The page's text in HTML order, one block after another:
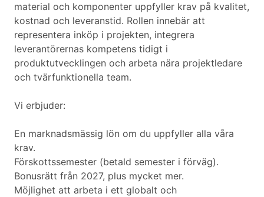
material och komponenter uppfyller krav på kvalitet,
kostnad och leveranstid. Rollen innebär att
representera inköp i projekten, integrera
leverantörernas kompetens tidigt i
produktutvecklingen och arbeta nära projektledare
och tvärfunktionella team.
Vi erbjuder:
En marknadsmässig lön om du uppfyller alla våra
krav.
Förskottssemester (betald semester i förväg).
Bonusrätt från 2027, plus mycket mer.
Möjlighet att arbeta i ett globalt och